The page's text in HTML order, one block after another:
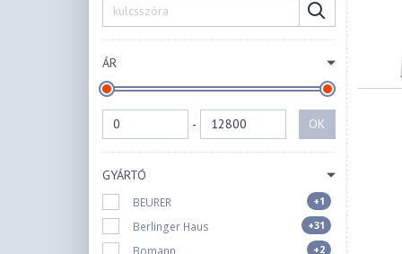
ÁR
- OK
GYÁRTÓ
BEURER +1
Berlinger Haus +31
Bomann +2